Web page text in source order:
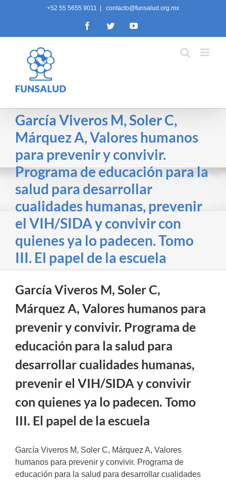
+52 55 5655 9011 contacto@funsalud.org.mx
FacebookTwitterYouTube
García Viveros M, Soler C,
Márquez A, Valores humanos
para prevenir y convivir.
Programa de educación para la
salud para desarrollar
cualidades humanas, prevenir
el VIH/SIDA y convivir con
quienes ya lo padecen. Tomo
III. El papel de la escuela
García Viveros M, Soler C,
Márquez A, Valores humanos para
prevenir y convivir. Programa de
educación para la salud para
desarrollar cualidades humanas,
prevenir el VIH/SIDA y convivir
con quienes ya lo padecen. Tomo
III. El papel de la escuela
García Viveros M, Soler C, Márquez A, Valores
humanos para prevenir y convivir. Programa de
educación para la salud para desarrollar cualidades